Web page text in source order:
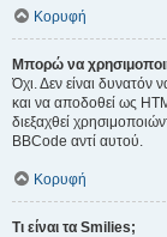
Κορυφή
Μπορώ να
Όχι. Δεν είναι δυνατόν
και να αποδοθεί ως
διεξαχθεί
BBCode αντί αυτού.
Κορυφή
Τι είναι τα Smilies;